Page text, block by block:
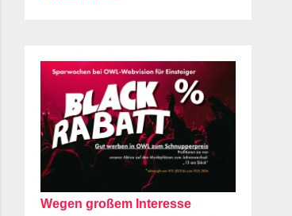
Wegen großem Interesse